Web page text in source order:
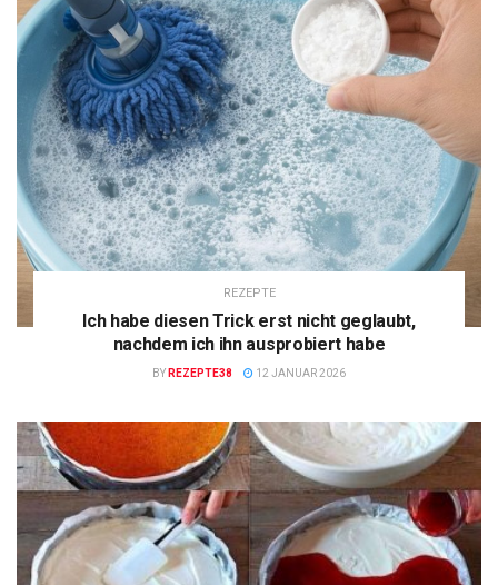
REZEPTE
Ich habe diesen Trick erst nicht geglaubt,
nachdem ich ihn ausprobiert habe
BY REZEPTE38 12 JANUAR 2026